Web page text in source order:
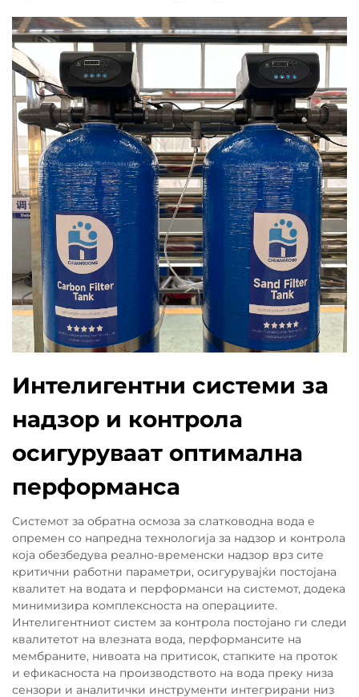
Интелигентни системи за
надзор и контрола
осигуруваат оптимална
перформанса
Системот за обратна осмоза за слатководна вода е
опремен со напредна технологија за надзор и контрола
која обезбедува реално-временски надзор врз сите
критични работни параметри, осигурувајќи постојана
квалитет на водата и перформанси на системот, додека
минимизира комплексноста на операциите.
Интелигентниот систем за контрола постојано ги следи
квалитетот на влезната вода, перформансите на
мембраните, нивоата на притисок, стапките на проток
и ефикасноста на производството на вода преку низа
сензори и аналитички инструменти интегрирани низ